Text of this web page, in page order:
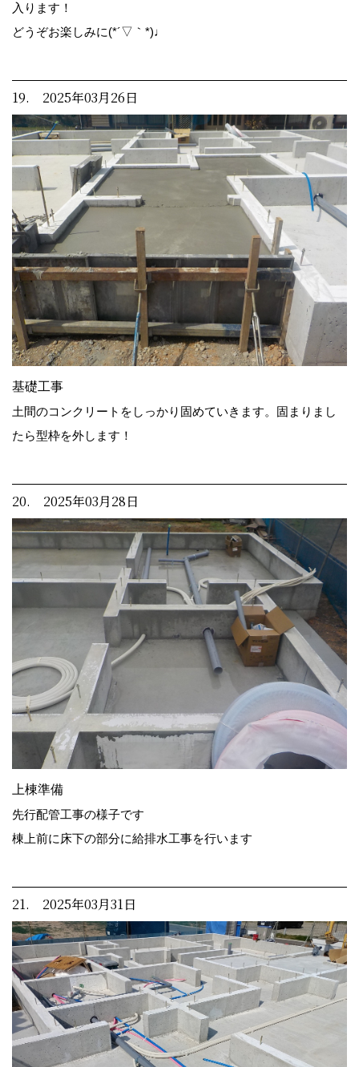
入ります！
どうぞお楽しみに(*´▽｀*)♩
19. 2025年03月26日
基礎工事
土間のコンクリートをしっかり固めていきます。固まりまし
たら型枠を外します！
20. 2025年03月28日
上棟準備
先行配管工事の様子です
棟上前に床下の部分に給排水工事を行います
21. 2025年03月31日